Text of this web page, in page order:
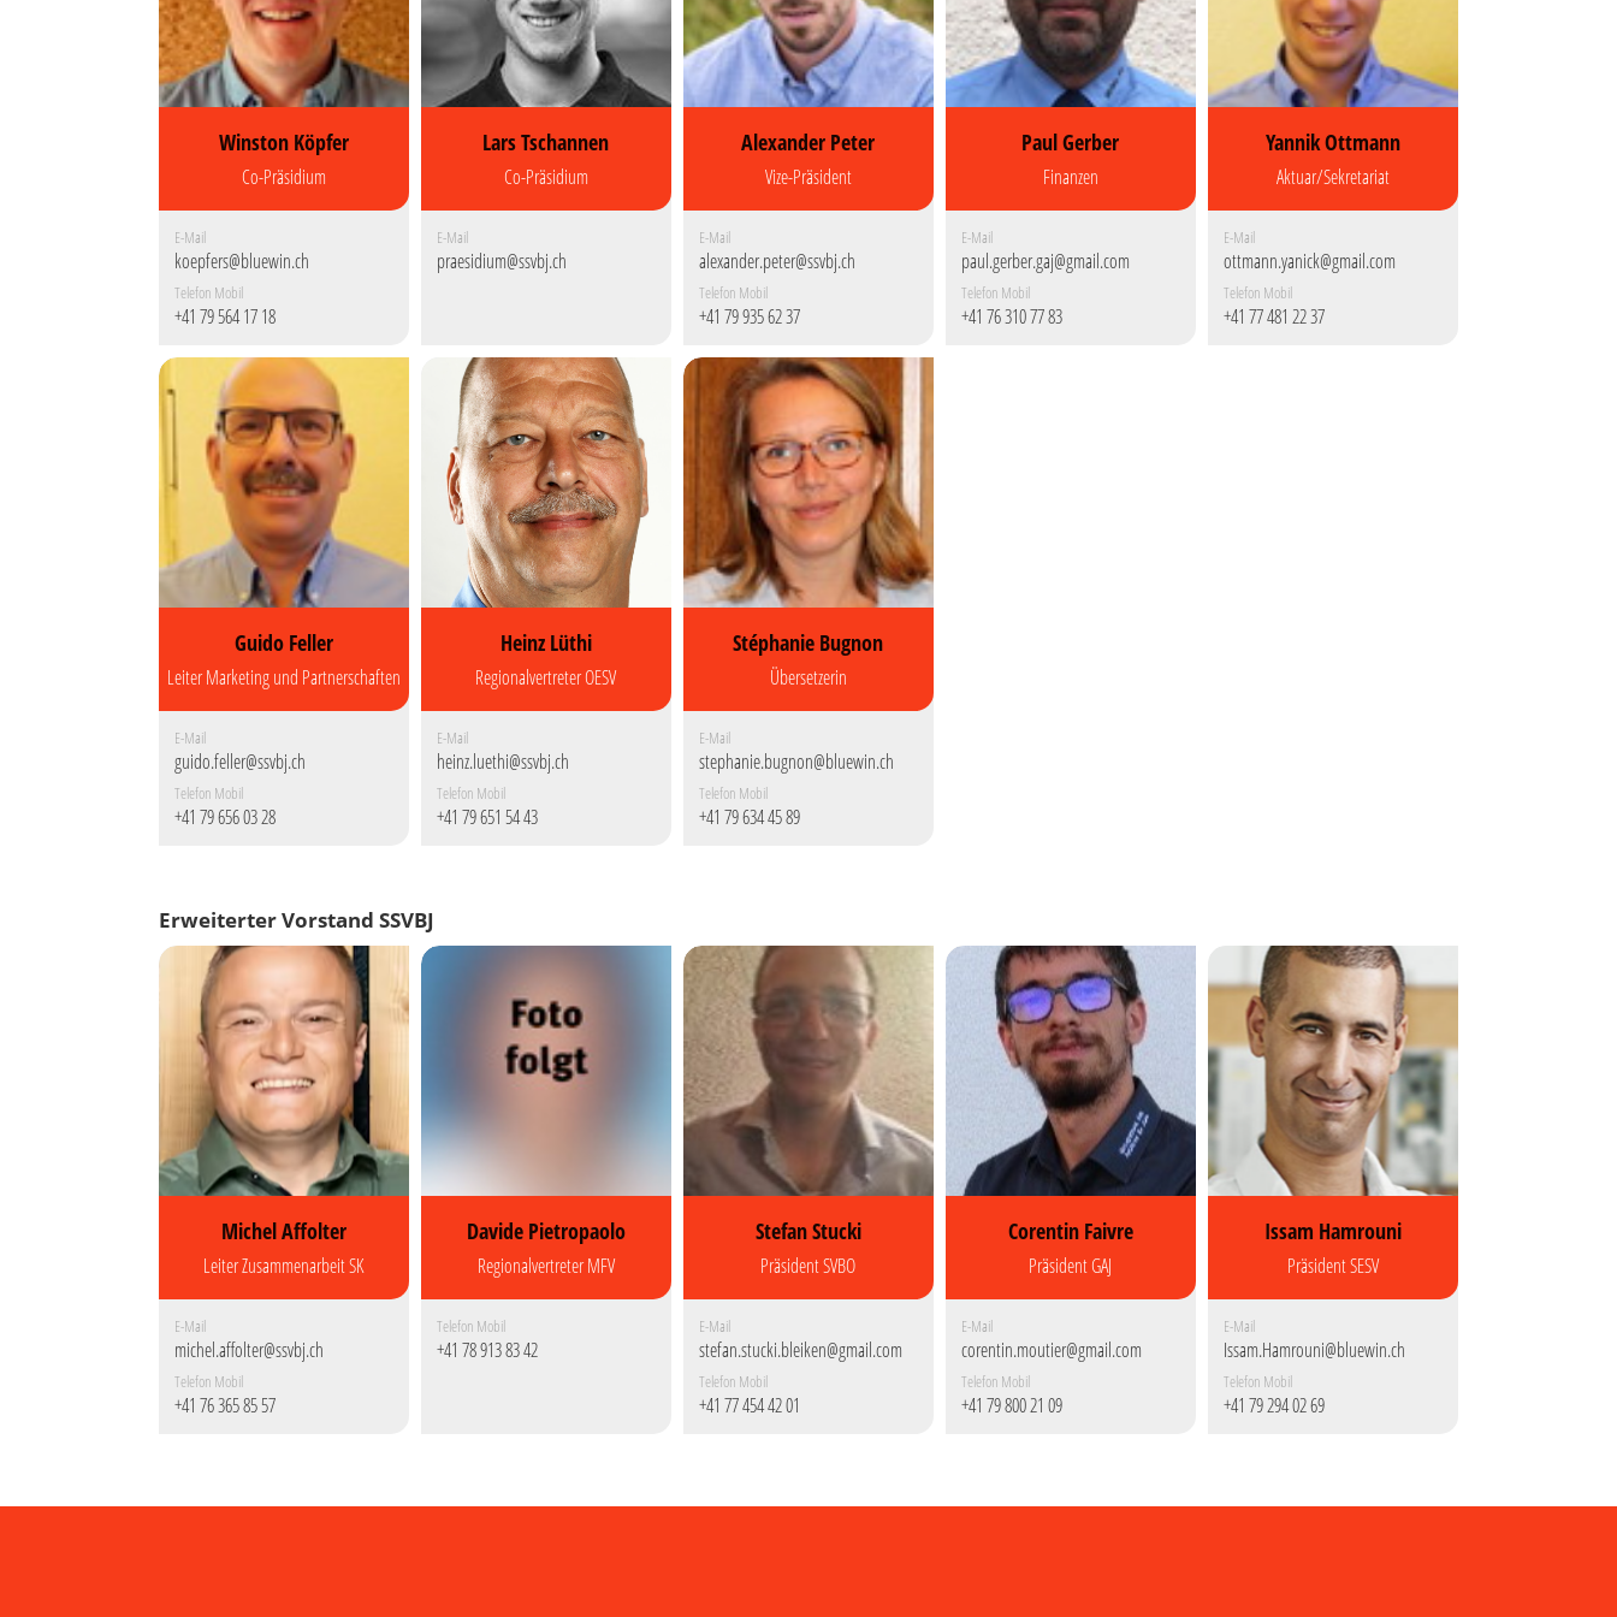
Winston Köpfer
Co-Präsidium
E-Mail
koepfers@bluewin.ch
Telefon Mobil
+41 79 564 17 18
Lars Tschannen
Co-Präsidium
E-Mail
praesidium@ssvbj.ch
Alexander Peter
Vize-Präsident
E-Mail
alexander.peter@ssvbj.ch
Telefon Mobil
+41 79 935 62 37
Paul Gerber
Finanzen
E-Mail
paul.gerber.gaj@gmail.com
Telefon Mobil
+41 76 310 77 83
Yannik Ottmann
Aktuar/Sekretariat
E-Mail
ottmann.yanick@gmail.com
Telefon Mobil
+41 77 481 22 37
Guido Feller
Leiter Marketing und Partnerschaften
E-Mail
guido.feller@ssvbj.ch
Telefon Mobil
+41 79 656 03 28
Heinz Lüthi
Regionalvertreter OESV
E-Mail
heinz.luethi@ssvbj.ch
Telefon Mobil
+41 79 651 54 43
Stéphanie Bugnon
Übersetzerin
E-Mail
stephanie.bugnon@bluewin.ch
Telefon Mobil
+41 79 634 45 89
Erweiterter Vorstand SSVBJ
Michel Affolter
Leiter Zusammenarbeit SK
E-Mail
michel.affolter@ssvbj.ch
Telefon Mobil
+41 76 365 85 57
Davide Pietropaolo
Regionalvertreter MFV
Telefon Mobil
+41 78 913 83 42
Stefan Stucki
Präsident SVBO
E-Mail
stefan.stucki.bleiken@gmail.com
Telefon Mobil
+41 77 454 42 01
Corentin Faivre
Präsident GAJ
E-Mail
corentin.moutier@gmail.com
Telefon Mobil
+41 79 800 21 09
Issam Hamrouni
Präsident SESV
E-Mail
Issam.Hamrouni@bluewin.ch
Telefon Mobil
+41 79 294 02 69